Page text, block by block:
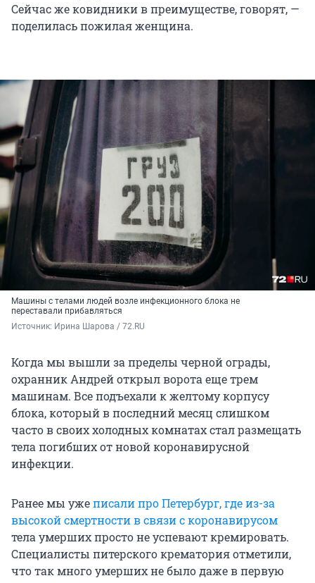
Сейчас же ковидники в преимуществе, говорят, —
поделилась пожилая женщина.
Машины с телами людей возле инфекционного блока не
переставали прибавляться
Источник: Ирина Шарова / 72.RU
Когда мы вышли за пределы черной ограды,
охранник Андрей открыл ворота еще трем
машинам. Все подъехали к желтому корпусу
блока, который в последний месяц слишком
часто в своих холодных комнатах стал размещать
тела погибших от новой коронавирусной
инфекции.
Ранее мы ужеписали про Петербург, где из-за
высокой смертности в связи с коронавирусом
тела умерших просто не успевают кремировать.
Специалисты питерского крематория отметили,
что так много умерших не было даже в первую